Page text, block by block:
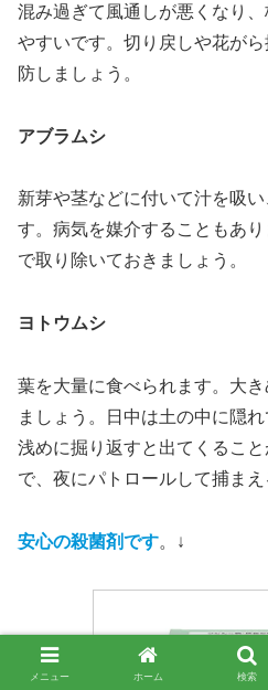
混み過ぎて風通しが悪くなり
やすいです。切り戻しや花が
防しましょう。
アブラムシ
新芽や茎などに付いて汁を吸
す。病気を媒介することもあ
で取り除いておきましょう。
ヨトウムシ
葉を大量に食べられます。大
ましょう。日中は土の中に隠
浅めに掘り返すと出てくるこ
で、夜にパトロールして捕まえ
安心の殺菌剤です。↓
メニュー ホーム 検索